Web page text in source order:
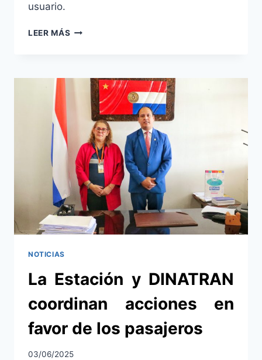
usuario.
LEER MÁS AVANZANDO
LA
DIRECCIÓN
ESTACIÓN
REPRESENTANTES
DE
ATIP
Y
CAPATIT
NOTICIAS
La Estación y DINATRAN
coordinan acciones en
favor de los pasajeros
03/06/2025